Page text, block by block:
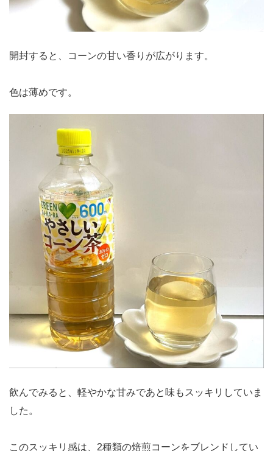
開封すると、コーンの甘い香りが広がります。
色は薄めです。
飲んでみると、軽やかな甘みであと味もスッキリしていま
した。
このスッキリ感は、2種類の焙煎コーンをブレンドしてい